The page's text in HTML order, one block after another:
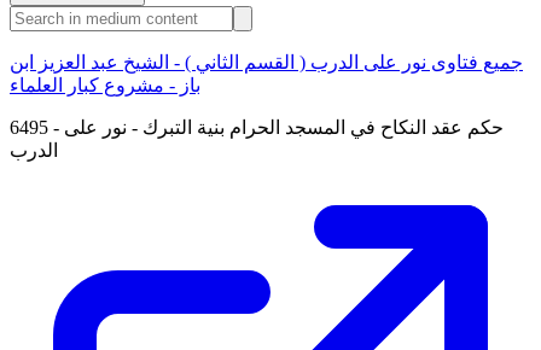
جميع فتاوى نور على الدرب ( القسم الثاني ) - الشيخ عبد العزيز ابن
باز - مشروع كبار العلماء
6495 - حكم عقد النكاح في المسجد الحرام بنية التبرك - نور على
الدرب